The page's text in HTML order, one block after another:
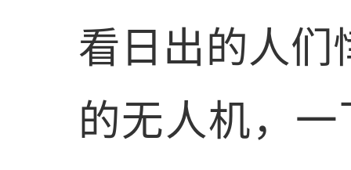
看日出的人们
的无人机，